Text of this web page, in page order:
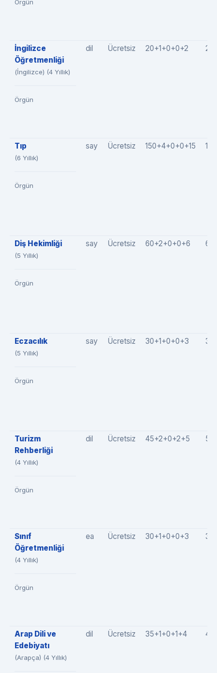
Örgün
İngilizce
Öğretmenliği
(İngilizce) (4 Yıllık)
Örgün
dil Ücretsiz 20+1+0+0+2
Tıp
(6 Yıllık)
Örgün
say Ücretsiz 150+4+0+0+15
Diş Hekimliği
(5 Yıllık)
Örgün
say Ücretsiz 60+2+0+0+6
Eczacılık
(5 Yıllık)
Örgün
say Ücretsiz 30+1+0+0+3
Turizm
Rehberliği
(4 Yıllık)
Örgün
dil Ücretsiz 45+2+0+2+5
Sınıf
Öğretmenliği
(4 Yıllık)
Örgün
ea Ücretsiz 30+1+0+0+3
Arap Dili ve
Edebiyatı
(Arapça) (4 Yıllık)
dil Ücretsiz 35+1+0+1+4